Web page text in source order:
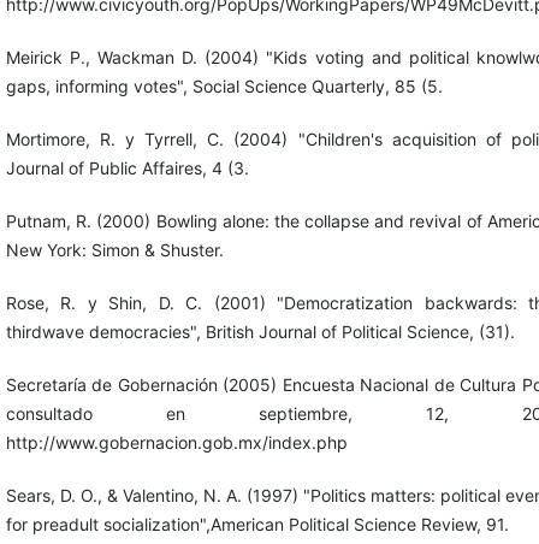
Meirick P., Wackman D. (2004) "Kids voting and political
gaps, informing votes", Social Science Quarterly, 85 (5.
Mortimore, R. y Tyrrell, C. (2004) "Children's acquisition of
Journal of Public Affaires, 4 (3.
Putnam, R. (2000) Bowling alone: the collapse and revival of
New York: Simon & Shuster.
Rose, R. y Shin, D. C. (2001) "Democratization backwards:
thirdwave democracies", British Journal of Political Science, (31).
Secretaría de Gobernación (2005) Encuesta Nacional de Cultura
consultado en septiembre, 12,
http://www.gobernacion.gob.mx/index.php
Sears, D. O., & Valentino, N. A. (1997) "Politics matters: political
for preadult socialization",American Political Science Review, 91.